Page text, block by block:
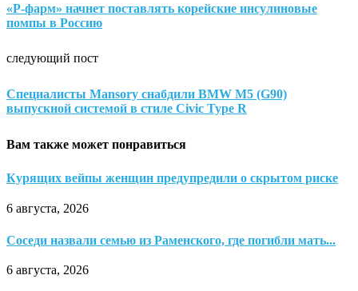
«Р-фарм» начнет поставлять корейские инсулиновые
помпы в Россию
следующий пост
Специалисты Mansory снабдили BMW M5 (G90)
выпускной системой в стиле Civic Type R
Вам также может понравиться
Курящих вейпы женщин предупредили о скрытом риске
6 августа, 2026
Соседи назвали семью из Раменского, где погибли мать...
6 августа, 2026